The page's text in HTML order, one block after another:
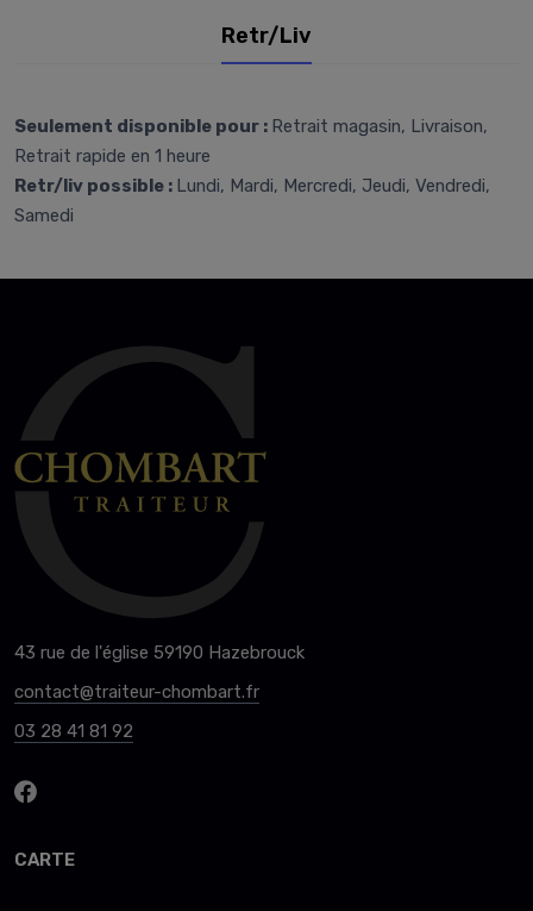
Retr/Liv
Seulement disponible pour : Retrait magasin, Livraison,
Retrait rapide en 1 heure
Retr/liv possible : Lundi, Mardi, Mercredi, Jeudi, Vendredi,
Samedi
43 rue de l'église 59190 Hazebrouck
contact@traiteur-chombart.fr
03 28 41 81 92
CARTE